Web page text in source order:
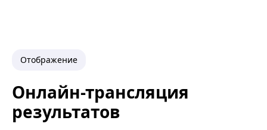
Отображение
Онлайн-трансляция
результатов